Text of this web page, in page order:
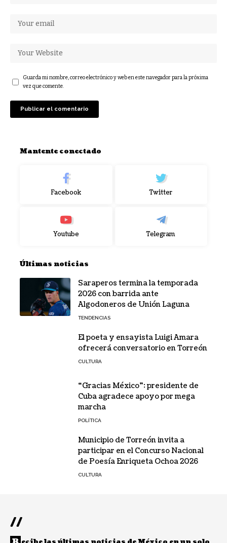
Guarda mi nombre, correo electrónico y web en este navegador para la próxima
vez que comente.
Mantente conectado
Facebook Twitter
Youtube Telegram
Últimas noticias
Saraperos termina la temporada
2026 con barrida ante
Algodoneros de Unión Laguna
TENDENCIAS
El poeta y ensayista Luigi Amara
ofrecerá conversatorio en Torreón
CULTURA
“Gracias México”: presidente de
Cuba agradece apoyo por mega
marcha
POLÍTICA
Municipio de Torreón invita a
participar en el Concurso Nacional
de Poesía Enriqueta Ochoa 2026
CULTURA
//